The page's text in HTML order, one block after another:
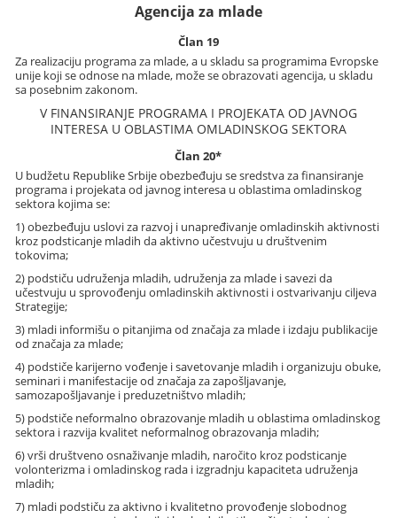
Agencija za mlade
Član 19
Za realizaciju programa za mlade, a u skladu sa programima Evropske
unije koji se odnose na mlade, može se obrazovati agencija, u skladu
sa posebnim zakonom.
V FINANSIRANJE PROGRAMA I PROJEKATA OD JAVNOG
INTERESA U OBLASTIMA OMLADINSKOG SEKTORA
Član 20*
U budžetu Republike Srbije obezbeđuju se sredstva za finansiranje
programa i projekata od javnog interesa u oblastima omladinskog
sektora kojima se:
1) obezbeđuju uslovi za razvoj i unapređivanje omladinskih aktivnosti
kroz podsticanje mladih da aktivno učestvuju u društvenim
tokovima;
2) podstiču udruženja mladih, udruženja za mlade i savezi da
učestvuju u sprovođenju omladinskih aktivnosti i ostvarivanju ciljeva
Strategije;
3) mladi informišu o pitanjima od značaja za mlade i izdaju publikacije
od značaja za mlade;
4) podstiče karijerno vođenje i savetovanje mladih i organizuju obuke,
seminari i manifestacije od značaja za zapošljavanje,
samozapošljavanje i preduzetništvo mladih;
5) podstiče neformalno obrazovanje mladih u oblastima omladinskog
sektora i razvija kvalitet neformalnog obrazovanja mladih;
6) vrši društveno osnaživanje mladih, naročito kroz podsticanje
volonterizma i omladinskog rada i izgradnju kapaciteta udruženja
mladih;
7) mladi podstiču za aktivno i kvalitetno provođenje slobodnog